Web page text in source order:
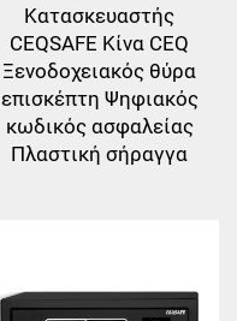
Κατασκευαστής
CEQSAFE Κίνα CEQ
Ξενοδοχειακός θύρα
επισκέπτη Ψηφιακός
κωδικός ασφαλείας
Πλαστική σήραγγα